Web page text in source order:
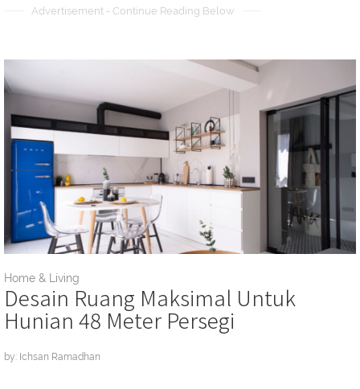
Advertisement - Continue Reading Below
Home & Living
Desain Ruang Maksimal Untuk
Hunian 48 Meter Persegi
by: Ichsan Ramadhan